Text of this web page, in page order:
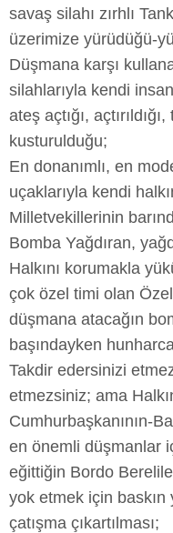
savaş silahı zırhlı
üzerimize yürüdüğü-
Düşmana karşı
silahlarıyla kendi
ateş açtığı,
kusturulduğu;
En donanımlı, en
uçaklarıyla kendi
Milletvekillerinin
Bomba Yağdıran,
Halkını korumakla
çok özel timi olan
düşmana atacağın
başındayken
Takdir edersinizi
etmezsiniz; ama
Cumhurbaşkanının-
en önemli düşmanlar
eğittiğin Bordo
yok etmek için baskın
çatışma çıkartılması;